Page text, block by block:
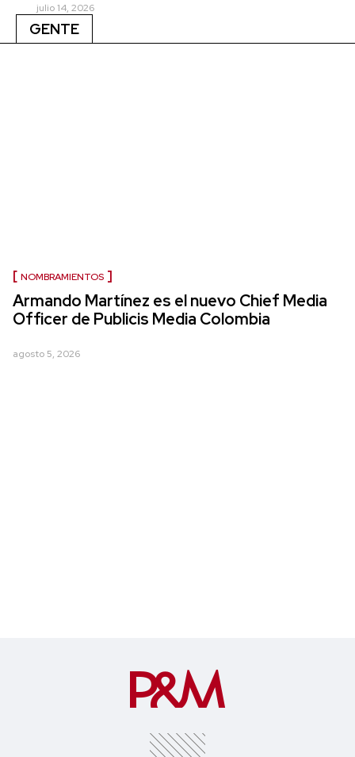
julio 14, 2026
GENTE
NOMBRAMIENTOS
Armando Martínez es el nuevo Chief Media
Officer de Publicis Media Colombia
agosto 5, 2026